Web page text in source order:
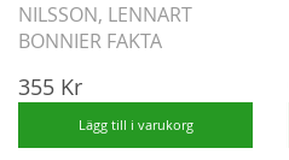
NILSSON, LENNART
BONNIER FAKTA
355 Kr
Lägg till i varukorg